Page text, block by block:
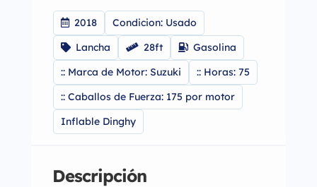
2018
Condicion: Usado
Lancha
28ft
Gasolina
:: Marca de Motor: Suzuki
:: Horas: 75
:: Caballos de Fuerza: 175 por motor
Inflable Dinghy
Descripción